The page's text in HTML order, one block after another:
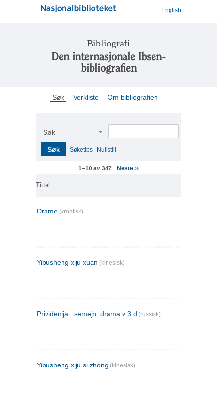
English
Bibliografi
Den internasjonale Ibsen-
bibliografien
Søk Verkliste Om bibliografien
Søk
Søk Søketips Nullstill
1–10 av 347 Neste >>
Tittel
Drame (kroatisk)
Yibusheng xiju xuan (kinesisk)
Prividenija : semejn. drama v 3 d (russisk)
Yibusheng xiju si zhong (kinesisk)